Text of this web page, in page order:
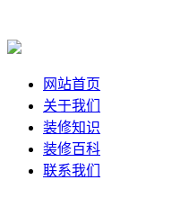
网站首页
关于我们
装修知识
装修百科
联系我们